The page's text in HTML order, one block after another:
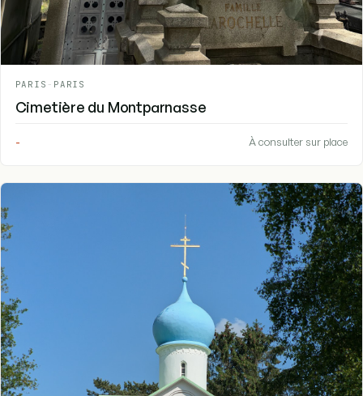
PARIS - PARIS
Cimetière du Montparnasse
- À consulter sur place